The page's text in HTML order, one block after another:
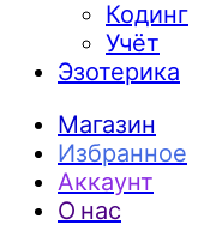
Кодинг
Учёт
Эзотерика
Магазин
Избранное
Аккаунт
О нас